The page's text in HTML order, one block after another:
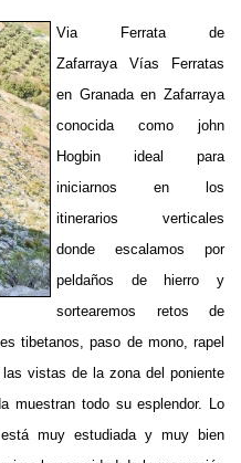
Via Ferrata de
Zafarraya Vías Ferratas
en Granada en Zafarraya
conocida como john
Hogbin ideal para
iniciarnos en los
itinerarios verticales
donde escalamos por
peldaños de hierro y
sortearemos retos de
tibetanos, paso de mono, rapel
vistas de la zona del poniente
muestran todo su esplendor. Lo
muy estudiada y muy bien